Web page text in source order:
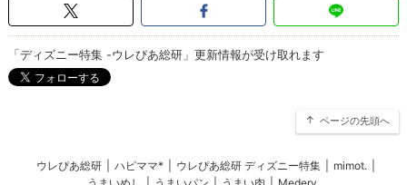
「ディズニー特集 -ウレぴあ総研」更新情報が受け取れます
ページの先頭へ
ウレぴあ総研 ハピママ* ウレぴあ総研 ディズニー特集 mimot.